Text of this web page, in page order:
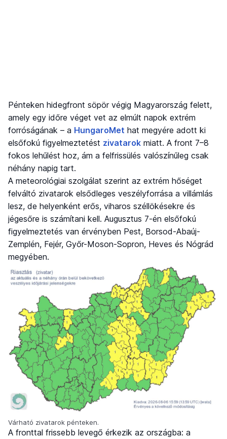
Pénteken hidegfront söpör végig Magyarország felett,
amely egy időre véget vet az elmúlt napok extrém
forróságának – a HungaroMet hat megyére adott ki
elsőfokú figyelmeztetést zivatarok miatt. A front 7–8
fokos lehűlést hoz, ám a felfrissülés valószínűleg csak
néhány napig tart.
A meteorológiai szolgálat szerint az extrém hőséget
felváltó zivatarok elsődleges veszélyforrása a villámlás
lesz, de helyenként erős, viharos széllökésekre és
jégesőre is számítani kell. Augusztus 7-én elsőfokú
figyelmeztetés van érvényben Pest, Borsod-Abaúj-
Zemplén, Fejér, Győr-Moson-Sopron, Heves és Nógrád
megyében.
Várható zivatarok pénteken.
A fronttal frissebb levegő érkezik az országba: a